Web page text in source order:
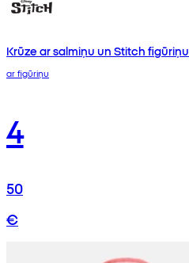
Krūze ar salmiņu un Stitch figūriņu
ar figūriņu
4
50
€